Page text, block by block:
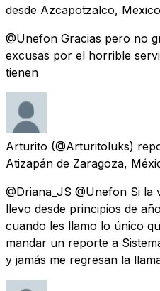
desde Azcapotzalco,
@Unefon Gracias pero no
excusas por el horrible
tienen
Arturito (@Arturitoluks)
Atizapán de Zaragoza,
@Driana_JS @Unefon Si
llevo desde principios de
cuando les llamo lo único
mandar un reporte a
y jamás me regresan la